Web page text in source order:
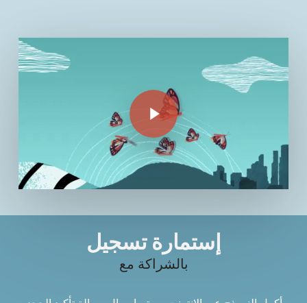
Play Video
إستمارة تسجيل
بالشراكة مع